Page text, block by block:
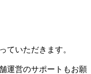
ていただきます。
運営のサポートもお願